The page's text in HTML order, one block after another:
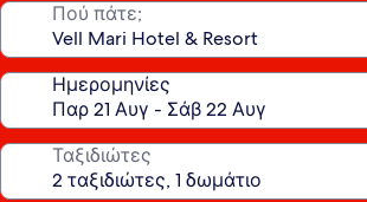
Πού πάτε;
Ημερομηνίες
Ταξιδιώτες